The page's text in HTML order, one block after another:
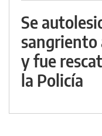
Se
sangriento
y fue
la Policía